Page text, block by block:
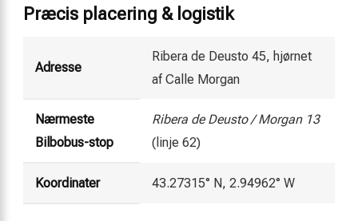
Præcis placering & logistik
Adresse
Ribera de Deusto 45, hjørnet
af Calle Morgan
Nærmeste
Bilbobus-stop
Ribera de Deusto / Morgan 13
(linje 62)
Koordinater 43.27315° N, 2.94962° W